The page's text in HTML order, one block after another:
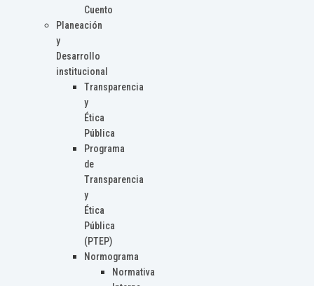
Cuento
Planeación
y
Desarrollo
institucional
Transparencia
y
Ética
Pública
Programa
de
Transparencia
y
Ética
Pública
(PTEP)
Normograma
Normativa